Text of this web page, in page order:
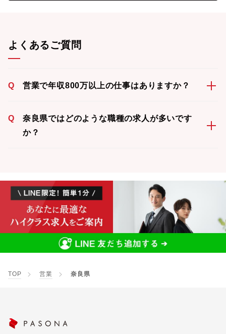
よくあるご質問
Q 営業で年収800万以上の仕事はありますか？
Q
奈良県ではどのような職種の求人が多いです
か？
TOP 営業 奈良県